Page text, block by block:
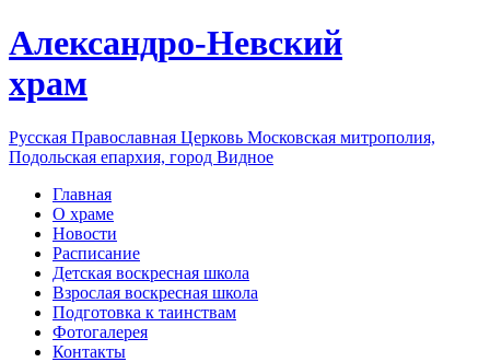
Александро-Невский
храм
Русская Православная Церковь Московская митрополия,
Подольская епархия, город Видное
Главная
О храме
Новости
Расписание
Детская воскресная школа
Взрослая воскресная школа
Подготовка к таинствам
Фотогалерея
Контакты